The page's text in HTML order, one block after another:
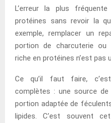
L’erreur la plus
protéines sans revoir la
exemple, remplacer un
portion de charcuterie ou
riche en protéines n’est pas
Ce qu’il faut faire,
complètes : une source de
portion adaptée de
lipides. C’est souvent